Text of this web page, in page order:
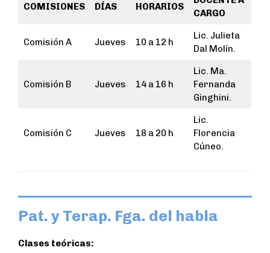
COMISIONES DÍAS HORARIOS
CARGO
Comisión A Jueves 10 a 12 h
Lic. Julieta
Dal Molín.
Comisión B Jueves 14 a 16 h
Lic. Ma.
Fernanda
Ginghini.
Comisión C Jueves 18 a 20 h
Lic.
Florencia
Cúneo.
Pat. y Terap. Fga. del habla
Clases teóricas: